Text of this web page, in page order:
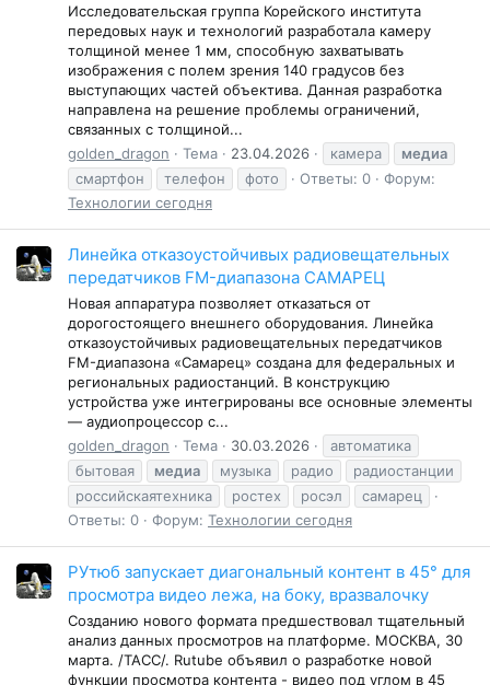
Исследовательская группа Корейского института
передовых наук и технологий разработала камеру
толщиной менее 1 мм, способную захватывать
изображения с полем зрения 140 градусов без
выступающих частей объектива. Данная разработка
направлена на решение проблемы ограничений,
связанных с толщиной...
golden_dragon
Тема 23.04.2026 камера
медиа
смартфон
телефон фото Ответы: 0
Форум:
Технологии сегодня
Линейка отказоустойчивых радиовещательных
передатчиков FM-диапазона САМАРЕЦ
Новая аппаратура позволяет отказаться от
дорогостоящего внешнего оборудования. Линейка
отказоустойчивых радиовещательных передатчиков
FM-диапазона «Самарец» создана для федеральных и
региональных радиостанций. В конструкцию
устройства уже интегрированы все основные элементы
— аудиопроцессор с...
golden_dragon
Тема 30.03.2026
автоматика
бытовая
медиа музыка радио
радиостанции
российскаятехника
ростех росэл
самарец
Ответы: 0
Форум: Технологии сегодня
РУтюб запускает диагональный контент в 45° для
просмотра видео лежа, на боку, вразвалочку
Созданию нового формата предшествовал тщательный
анализ данных просмотров на платформе. МОСКВА, 30
марта. /ТАСС/. Rutube объявил о разработке новой
функции просмотра контента - видео под углом в 45